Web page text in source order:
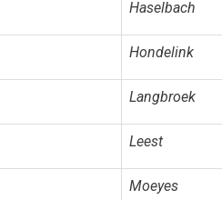
Haselbach
Hondelink
Langbroek
Leest
Moeyes